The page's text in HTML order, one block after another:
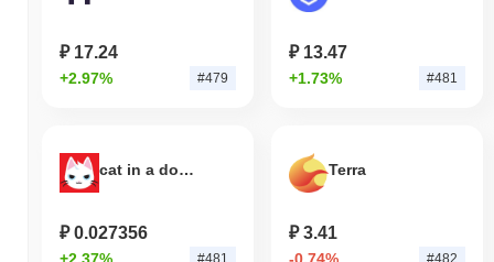
₽ 17.24
+2.97% #479
₽ 13.47
+1.73% #481
cat in a dogs world
₽ 0.027356
#481
Terra
₽ 3.41
#482